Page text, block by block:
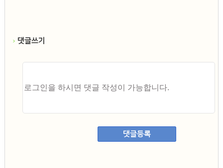
댓글쓰기
댓글등록